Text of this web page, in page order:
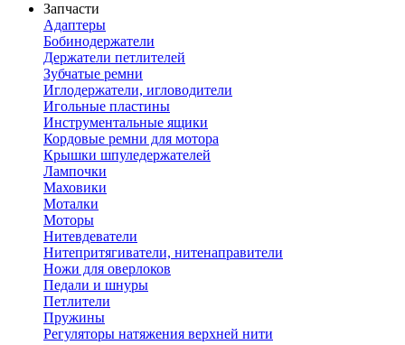
Запчасти
Адаптеры
Бобинодержатели
Держатели петлителей
Зубчатые ремни
Иглодержатели, игловодители
Игольные пластины
Инструментальные ящики
Кордовые ремни для мотора
Крышки шпуледержателей
Лампочки
Маховики
Моталки
Моторы
Нитевдеватели
Нитепритягиватели, нитенаправители
Ножи для оверлоков
Педали и шнуры
Петлители
Пружины
Регуляторы натяжения верхней нити